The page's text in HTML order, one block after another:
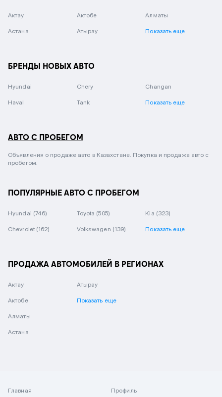
Актау Актобе Алматы
Астана Атырау Показать еще
БРЕНДЫ НОВЫХ АВТО
Hyundai Chery Changan
Haval Tank Показать еще
АВТО С ПРОБЕГОМ
Объявления о продаже авто в Казахстане. Покупка и продажа авто с
пробегом.
ПОПУЛЯРНЫЕ АВТО С ПРОБЕГОМ
Hyundai (746) Toyota (505) Kia (323)
Chevrolet (162) Volkswagen (139) Показать еще
ПРОДАЖА АВТОМОБИЛЕЙ В РЕГИОНАХ
Актау
Актобе
Алматы
Астана
Атырау
Показать еще
Главная
Профиль